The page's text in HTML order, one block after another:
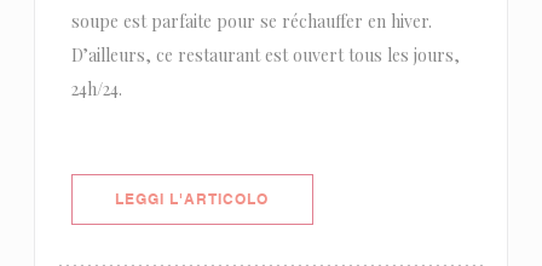
soupe est parfaite pour se réchauffer en hiver.
D’ailleurs, ce restaurant est ouvert tous les jours,
24h/24.
LEGGI L'ARTICOLO